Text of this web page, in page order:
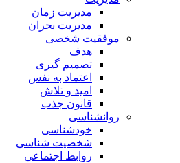
مدیریت زمان
مدیریت بحران
موفقیت شخصی
هدف
تصمیم گیری
اعتماد به نفس
امید و تلاش
قانون جذب
روانشناسی
خودشناسی
شخصیت شناسی
روابط اجتماعی